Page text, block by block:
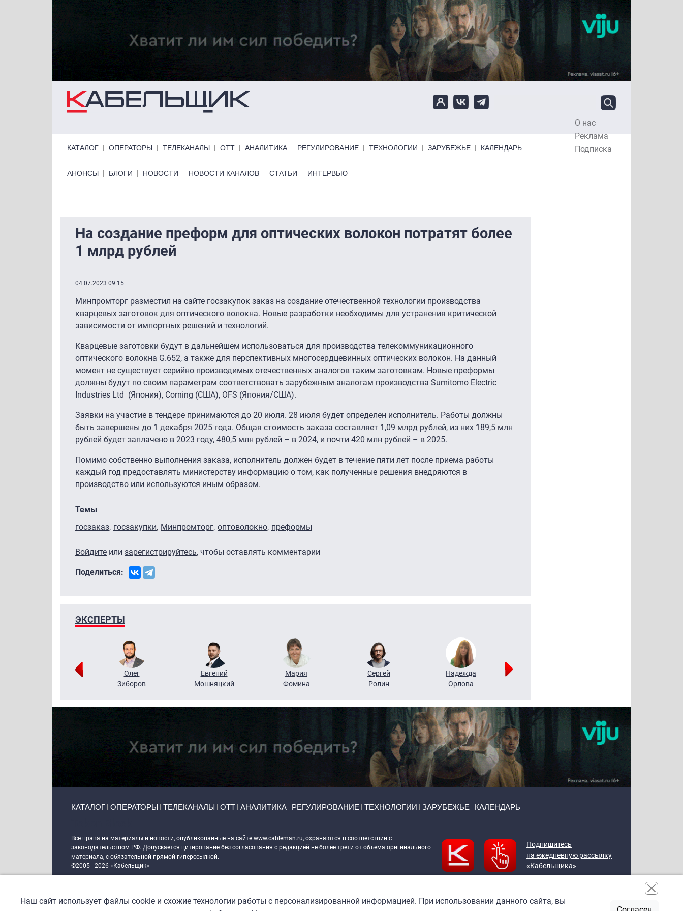
Перейти к основному содержанию
О нас
Реклама
Подписка
КАТАЛОГ ОПЕРАТОРЫ ТЕЛЕКАНАЛЫ ОТТ АНАЛИТИКА РЕГУЛИРОВАНИЕ ТЕХНОЛОГИИ ЗАРУБЕЖЬЕ КАЛЕНДАРЬ
Primary links bottom
АНОНСЫ БЛОГИ НОВОСТИ НОВОСТИ КАНАЛОВ СТАТЬИ ИНТЕРВЬЮ
На создание преформ для оптических волокон потратят более
1 млрд рублей
04.07.2023 09:15
Минпромторг разместил на сайте госзакупок заказ на создание отечественной технологии производства
кварцевых заготовок для оптического волокна. Новые разработки необходимы для устранения критической
зависимости от импортных решений и технологий.
Кварцевые заготовки будут в дальнейшем использоваться для производства телекоммуникационного
оптического волокна G.652, а также для перспективных многосердцевинных оптических волокон. На данный
момент не существует серийно производимых отечественных аналогов таким заготовкам. Новые преформы
должны будут по своим параметрам соответствовать зарубежным аналогам производства Sumitomo Electric
Industries Ltd (Япония), Corning (CША), OFS (Япония/США).
Заявки на участие в тендере принимаются до 20 июля. 28 июля будет определен исполнитель. Работы должны
быть завершены до 1 декабря 2025 года. Общая стоимость заказа составляет 1,09 млрд рублей, из них 189,5 млн
рублей будет заплачено в 2023 году, 480,5 млн рублей – в 2024, и почти 420 млн рублей – в 2025.
Помимо собственно выполнения заказа, исполнитель должен будет в течение пяти лет после приема работы
каждый год предоставлять министерству информацию о том, как полученные решения внедряются в
производство или используются иным образом.
Темы
госзаказ госзакупки Минпромторг оптоволокно преформы
Войдите или зарегистрируйтесь, чтобы оставлять комментарии
Поделиться:
ЭКСПЕРТЫ
Олег
Зиборов
Евгений
Мошняцкий
Мария
Фомина
Сергей
Ролин
Надежда
Орлова
КАТАЛОГ ОПЕРАТОРЫ ТЕЛЕКАНАЛЫ ОТТ АНАЛИТИКА РЕГУЛИРОВАНИЕ ТЕХНОЛОГИИ ЗАРУБЕЖЬЕ КАЛЕНДАРЬ
Все права на материалы и новости, опубликованные на сайте www.cableman.ru, охраняются в соответствии с
законодательством РФ. Допускается цитирование без согласования с редакцией не более трети от объема оригинального
материала, с обязательной прямой гиперссылкой.
©2005 - 2026 «Кабельщик»
DrupalCoder — поддержка сайта c 2017 года
Подпишитесь
на ежедневную рассылку
«Кабельщика»
Наш сайт использует файлы cookie и схожие технологии работы с персонализированной информацией. При использовании данного сайта, вы